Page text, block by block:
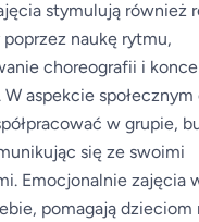
stymulują również
naukę rytmu,
choreografii i
W aspekcie
w grupie,
się ze swoimi
Emocjonalnie zajęcia
pomagają dzieciom